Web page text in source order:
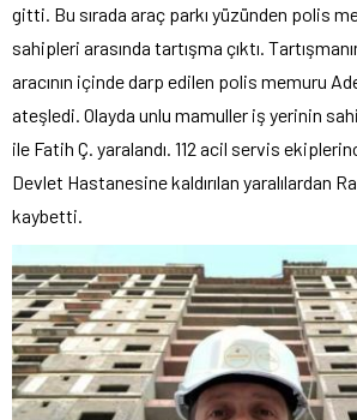
gitti. Bu sırada araç parkı yüzünden polis
sahipleri arasında tartışma çıktı.
aracının içinde darp edilen polis memuru
ateşledi. Olayda unlu mamuller iş yerinin
ile Fatih Ç. yaralandı. 112 acil servis
Devlet Hastanesine kaldırılan yaralılardan
kaybetti.